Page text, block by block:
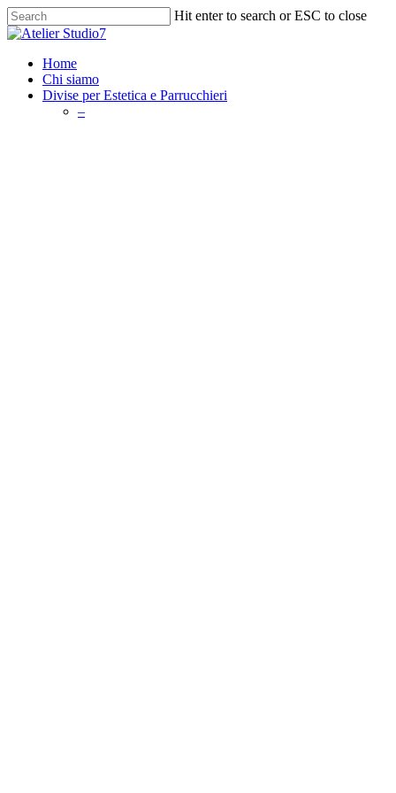
Skip
to
content
Hit enter to search or ESC to close
Close
search
Menu
Home
Chi siamo
Divise per Estetica e Parrucchieri
–